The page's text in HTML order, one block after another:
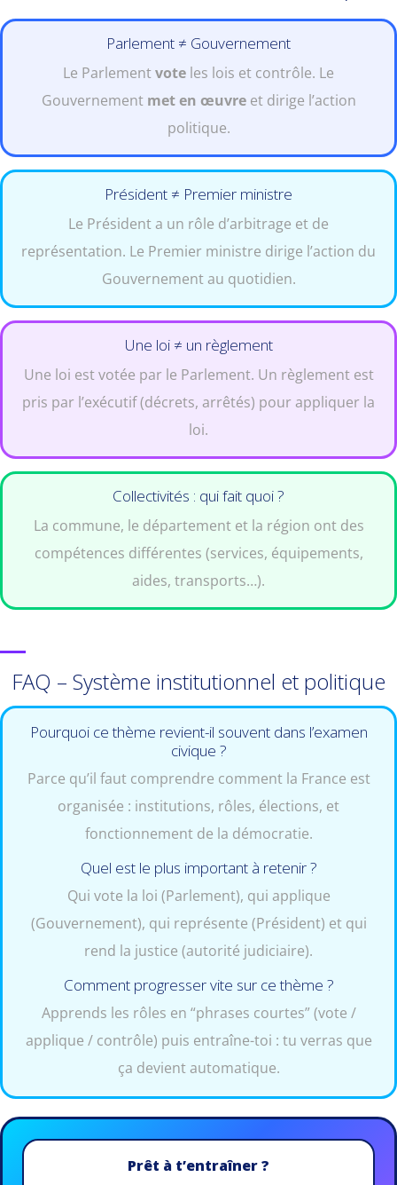
Parlement ≠ Gouvernement
Le Parlementvote les lois et contrôle. Le
Gouvernement met en œuvreet dirige l’action
politique.
Président ≠ Premier ministre
Le Président a un rôle d’arbitrage et de
représentation. Le Premier ministre dirige l’action du
Gouvernement au quotidien.
Une loi ≠ un règlement
Une loi est votée par le Parlement. Un règlement est
pris par l’exécutif (décrets, arrêtés) pour appliquer la
loi.
Collectivités : qui fait quoi ?
La commune, le département et la région ont des
compétences différentes (services, équipements,
aides, transports…).
FAQ – Système institutionnel et politique
Pourquoi ce thème revient-il souvent dans l’examen
civique ?
Parce qu’il faut comprendre comment la France est
organisée : institutions, rôles, élections, et
fonctionnement de la démocratie.
Quel est le plus important à retenir ?
Qui vote la loi (Parlement), qui applique
(Gouvernement), qui représente (Président) et qui
rend la justice (autorité judiciaire).
Comment progresser vite sur ce thème ?
Apprends les rôles en “phrases courtes” (vote /
applique / contrôle) puis entraîne-toi : tu verras que
ça devient automatique.
Prêt à t’entraîner ?